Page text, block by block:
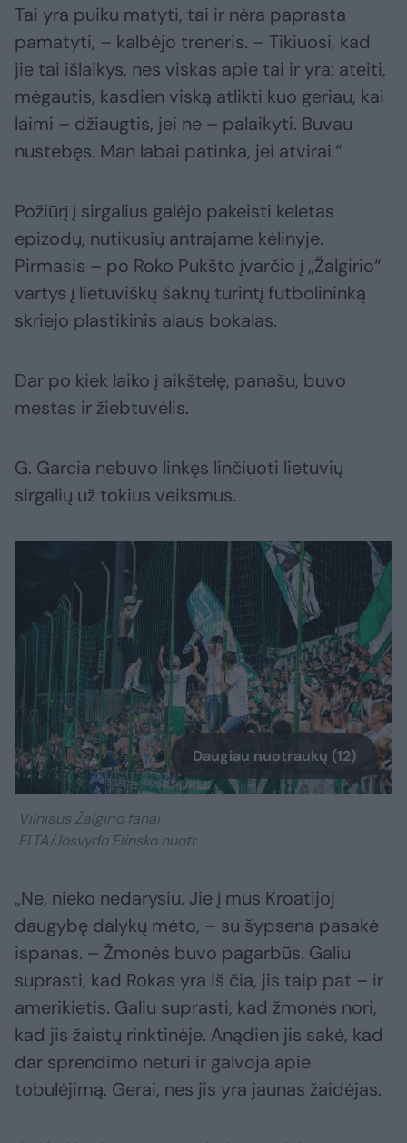
Tai yra puiku matyti, tai ir nėra paprasta
pamatyti, – kalbėjo treneris. – Tikiuosi, kad
jie tai išlaikys, nes viskas apie tai ir yra: ateiti,
mėgautis, kasdien viską atlikti kuo geriau, kai
laimi – džiaugtis, jei ne – palaikyti. Buvau
nustebęs. Man labai patinka, jei atvirai.“
Požiūrį į sirgalius galėjo pakeisti keletas
epizodų, nutikusių antrajame kėlinyje.
Pirmasis – po Roko Pukšto įvarčio į „Žalgirio“
vartys į lietuviškų šaknų turintį futbolininką
skriejo plastikinis alaus bokalas.
Dar po kiek laiko į aikštelę, panašu, buvo
mestas ir žiebtuvėlis.
G. Garcia nebuvo linkęs linčiuoti lietuvių
sirgalių už tokius veiksmus.
Daugiau nuotraukų (12)
Vilniaus Žalgirio fanai
ELTA/Josvydo Elinsko nuotr.
„Ne, nieko nedarysiu. Jie į mus Kroatijoj
daugybę dalykų mėto, – su šypsena pasakė
ispanas. – Žmonės buvo pagarbūs. Galiu
suprasti, kad Rokas yra iš čia, jis taip pat – ir
amerikietis. Galiu suprasti, kad žmonės nori,
kad jis žaistų rinktinėje. Anądien jis sakė, kad
dar sprendimo neturi ir galvoja apie
tobulėjimą. Gerai, nes jis yra jaunas žaidėjas.